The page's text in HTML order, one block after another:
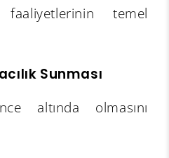
faaliyetlerinin temel
Sunması
altında olmasını